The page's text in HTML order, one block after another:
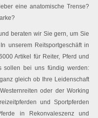
eine anatomische Trense?
beraten wir Sie gern, um Sie
unserem Reitsportgeschäft in
Artikel für Reiter, Pferd und
sollen bei uns fündig werden:
gleich ob Ihre Leidenschaft
oder der Working
und Sportpferden
in Rekonvaleszenz und